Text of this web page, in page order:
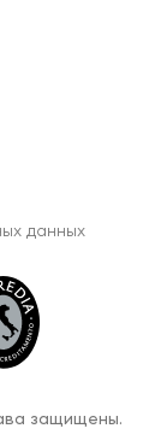
данных
защищены.